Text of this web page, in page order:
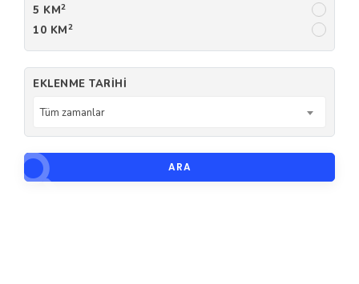
5 KM2
10 KM2
EKLENME TARIHI
Tüm zamanlar
ARA